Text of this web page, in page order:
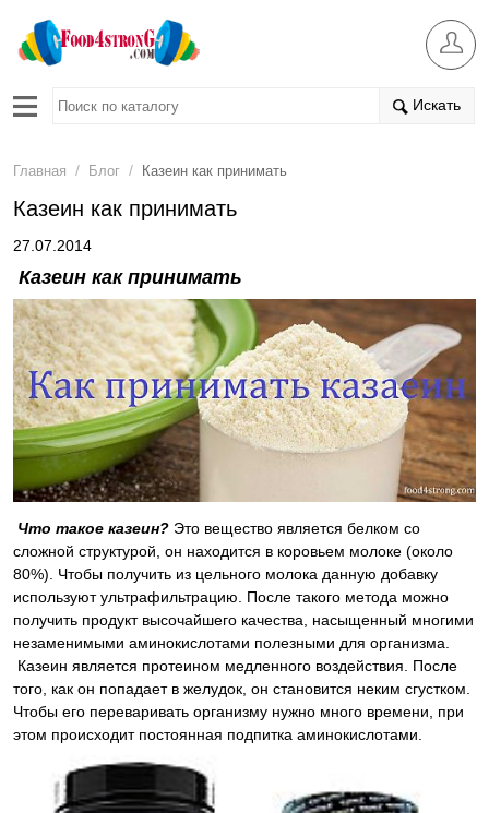
Искать
Главная / Блог / Казеин как принимать
Казеин как принимать
27.07.2014
Казеин как принимать
Что такое казеин? Это вещество является белком со
сложной структурой, он находится в коровьем молоке (около
80%). Чтобы получить из цельного молока данную добавку
используют ультрафильтрацию. После такого метода можно
получить продукт высочайшего качества, насыщенный многими
незаменимыми аминокислотами полезными для организма.
Казеин является протеином медленного воздействия. После
того, как он попадает в желудок, он становится неким сгустком.
Чтобы его переваривать организму нужно много времени, при
этом происходит постоянная подпитка аминокислотами.